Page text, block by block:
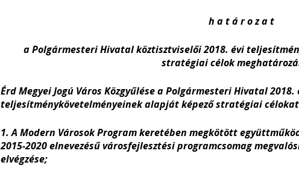
h a t á r o z a t
a Polgármesteri Hivatal köztisztviselői 2018. évi
stratégiai célok
Érd Megyei Jogú Város Közgyűlése a Polgármesteri Hivatal
teljesítménykövetelményeinek alapját képező stratégiai
1. A Modern Városok Program keretében megkötött
2015-2020 elnevezésű városfejlesztési programcsomag
elvégzése;